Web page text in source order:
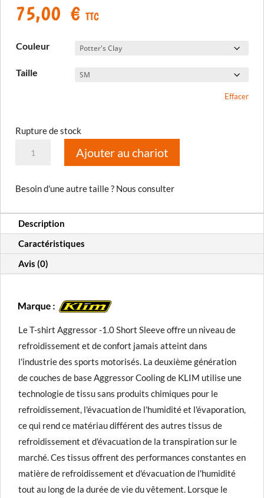
75,00 € TTC
Couleur
Taille
Effacer
Rupture de stock
shirt
Aggressor
1.0
Manches
courtes
Ajouter au chariot
Besoin d'une autre taille ? Nous consulter
Description
Caractéristiques
Avis (0)
Le T-shirt Aggressor -1.0 Short Sleeve offre un niveau de
refroidissement et de confort jamais atteint dans
l'industrie des sports motorisés. La deuxième génération
de couches de base Aggressor Cooling de KLIM utilise une
technologie de tissu sans produits chimiques pour le
refroidissement, l'évacuation de l'humidité et l'évaporation,
ce qui rend ce matériau différent des autres tissus de
refroidissement et d'évacuation de la transpiration sur le
marché. Ces tissus offrent des performances constantes en
matière de refroidissement et d'évacuation de l'humidité
tout au long de la durée de vie du vêtement. Lorsque le